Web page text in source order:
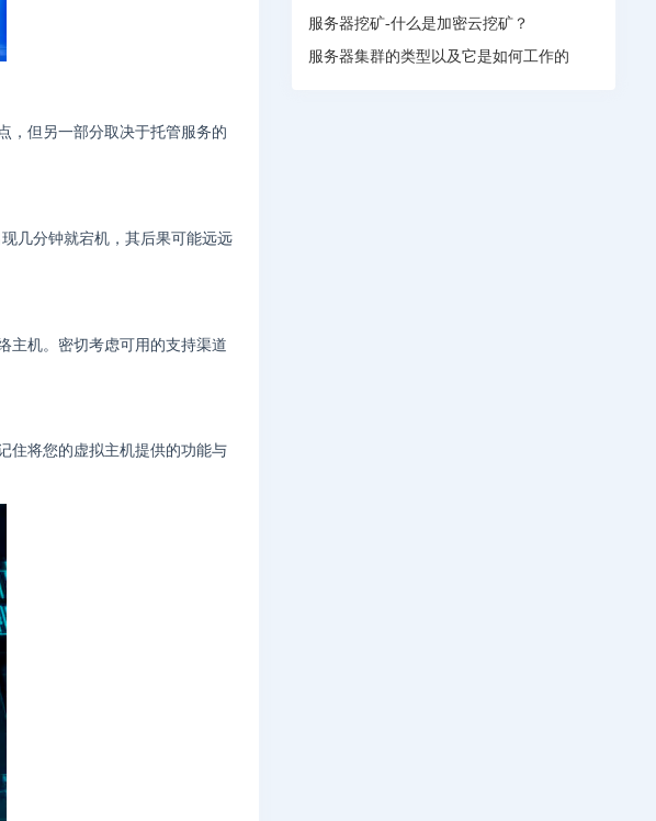
，但另一部分取决于托管服务的
几分钟就宕机，其后果可能远远
主机。密切考虑可用的支持渠道
住将您的虚拟主机提供的功能与
服务器挖矿-什么是加密云挖矿？
服务器集群的类型以及它是如何工作的